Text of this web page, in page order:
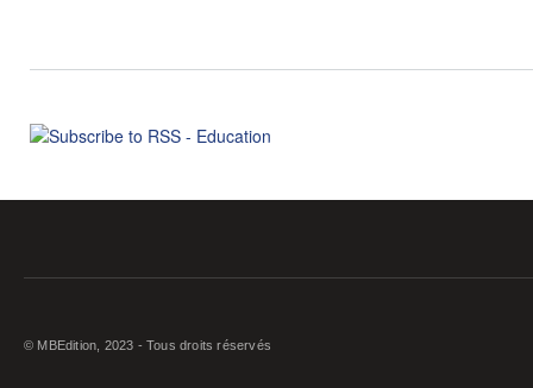
© MBEdition, 2023 - Tous droits réservés